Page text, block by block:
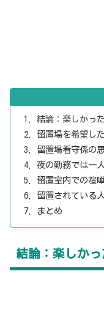
結論：楽しかった
留置場を希望し
留置場看守係の
夜の勤務では一
留置室内での喧
留置されている
まとめ
結論：楽しかっ